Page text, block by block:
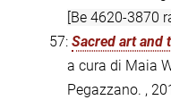
[Be 4620-3870
57: Sacred art and
a cura di Maia
Pegazzano. ,